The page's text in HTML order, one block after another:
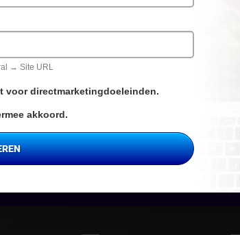
→ Site URL
voor directmarketingdoeleinden.
akkoord.